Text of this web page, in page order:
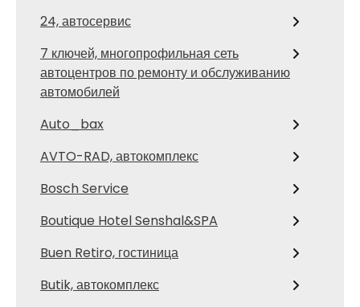
24, автосервис
7 ключей, многопрофильная сеть
автоцентров по ремонту и обслуживанию
автомобилей
Auto_bax
AVTO-RAD, автокомплекс
Bosch Service
Boutique Hotel Senshal&SPA
Buen Retiro, гостиница
Butik, автокомплекс